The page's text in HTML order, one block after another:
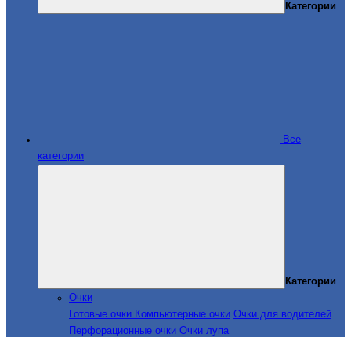
Категории
Все
категории
Категории
Очки
Готовые очки Компьютерные очки Очки для водителей
Перфорационные очки Очки лупа